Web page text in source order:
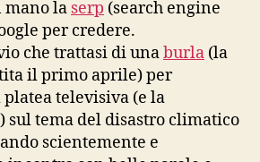
mano la serp (search engine
per credere.
che trattasi di unaburla (la
il primo aprile) per
televisiva (e la
sul tema del disastro climatico
scientemente e